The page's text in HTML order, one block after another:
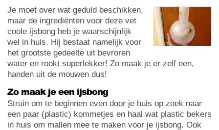
Je moet over wat geduld beschikken,
maar de ingrediënten voor deze vet
coole ijsbong heb je waarschijnlijk
wel in huis. Hij bestaat namelijk voor
het grootste gedeelte uit bevroren
water en rookt superlekker! Zo maak je er zelf een,
handen uit de mouwen dus!
Zo maak je een ijsbong
Struin om te beginnen even door je huis op zoek naar
een paar (plastic) kommetjes en haal wat plastic bekers
in huis om mallen mee te maken voor je ijsbong. Ook